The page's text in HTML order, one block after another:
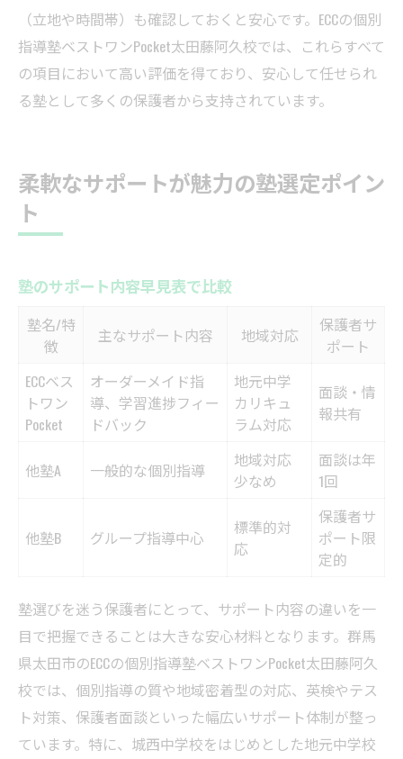
（立地や時間帯）も確認しておくと安心です。ECCの個別
指導塾ベストワンPocket太田藤阿久校では、これらすべて
の項目において高い評価を得ており、安心して任せられ
る塾として多くの保護者から支持されています。
柔軟なサポートが魅力の塾選定ポイン
ト
塾のサポート内容早見表で比較
塾名/特
徴
主なサポート内容 地域対応
保護者サ
ポート
ECCベス
トワン
Pocket
オーダーメイド指
導、学習進捗フィー
ドバック
地元中学
カリキュ
ラム対応
面談・情
報共有
他塾A 一般的な個別指導
地域対応
少なめ
面談は年
1回
他塾B グループ指導中心
標準的対
応
保護者サ
ポート限
定的
塾選びを迷う保護者にとって、サポート内容の違いを一
目で把握できることは大きな安心材料となります。群馬
県太田市のECCの個別指導塾ベストワンPocket太田藤阿久
校では、個別指導の質や地域密着型の対応、英検やテス
ト対策、保護者面談といった幅広いサポート体制が整っ
ています。特に、城西中学校をはじめとした地元中学校